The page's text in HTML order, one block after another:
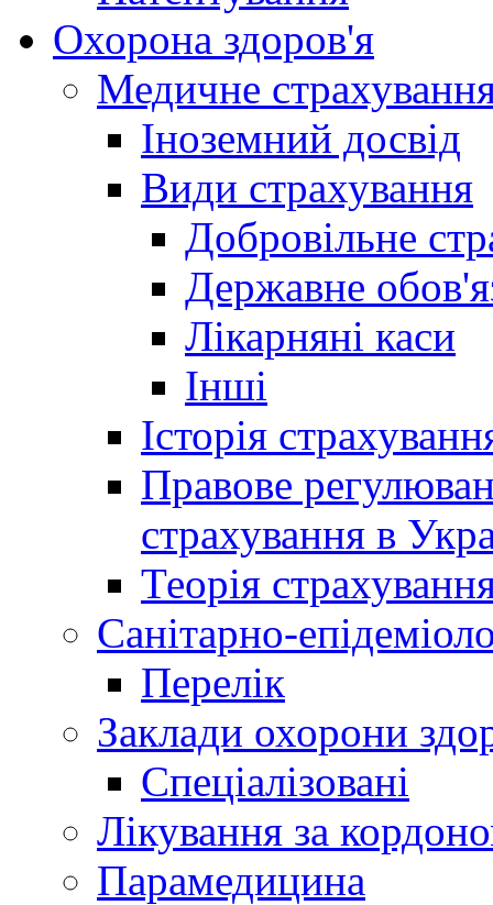
Охорона здоров'я
Медичне
Іноземний досвід
Види страхування
Добровільне
Державне
Лікарняні каси
Інші
Історія
Правове
страхування в
Теорія
Санітарно-
Перелік
Заклади охорони
Спеціалізовані
Лікування за
Парамедицина